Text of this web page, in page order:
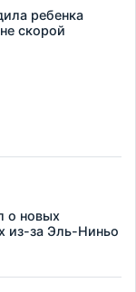
ребенка
скорой
о новых
из-за Эль-Ниньо